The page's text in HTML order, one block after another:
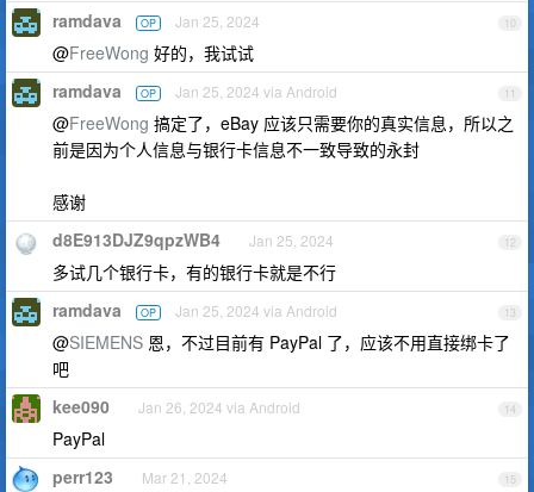
10
ramdava OP Jan 25, 2024
@FreeWong 好的，我试试
11
ramdava OP Jan 25, 2024 via Android
@FreeWong 搞定了，eBay 应该只需要你的真实信息，所以之
前是因为个人信息与银行卡信息不一致导致的永封
感谢
12
d8E913DJZ9qpzWB4 Jan 25, 2024
多试几个银行卡，有的银行卡就是不行
13
ramdava OP Jan 25, 2024 via Android
@SIEMENS 恩，不过目前有 PayPal 了，应该不用直接绑卡了
吧
14
kee090 Jan 26, 2024 via Android
PayPal
15
perr123 Mar 21, 2024